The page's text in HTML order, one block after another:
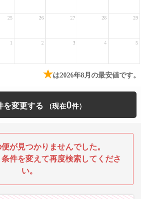
25 26 27 28 29
1 2 3 4 5
★は2026年8月の最安値です。
を変更する 0
が見つかりませんでした。
件を変えて再度検索してくださ
い。